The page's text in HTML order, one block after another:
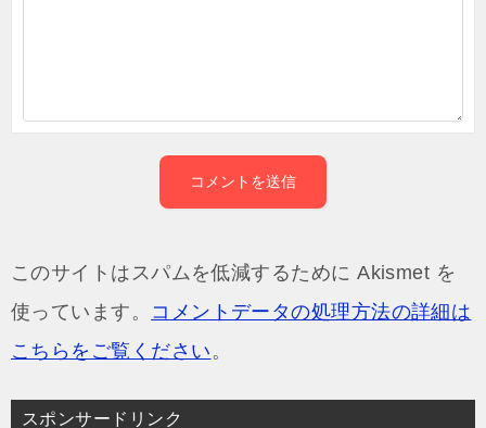
このサイトはスパムを低減するために Akismet を
使っています。 コメントデータの処理方法の詳細は
こちらをご覧ください 。
スポンサードリンク